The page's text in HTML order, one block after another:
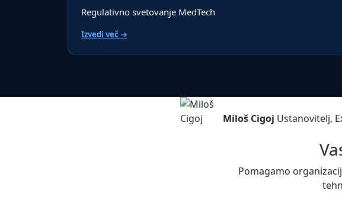
Regulativno svetovanje MedTech
Izvedi več →
Miloš Cigoj Ustanovitelj,
Pomagamo